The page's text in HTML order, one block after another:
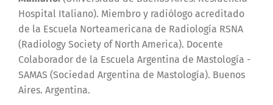
Hospital Italiano). Miembro y radiólogo acreditado
de la Escuela Norteamericana de Radiología RSNA
(Radiology Society of North America). Docente
Colaborador de la Escuela Argentina de Mastología -
SAMAS (Sociedad Argentina de Mastología). Buenos
Aires. Argentina.